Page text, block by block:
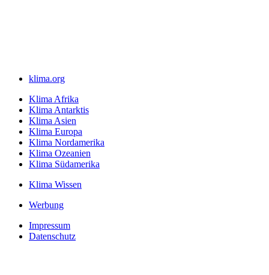
klima.org
Klima Afrika
Klima Antarktis
Klima Asien
Klima Europa
Klima Nordamerika
Klima Ozeanien
Klima Südamerika
Klima Wissen
Werbung
Impressum
Datenschutz